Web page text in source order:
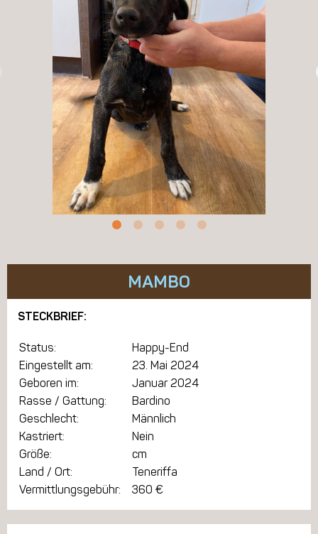
MAMBO
STECKBRIEF:
Status:
Happy-End
Eingestellt am:
23. Mai 2024
Geboren im:
Januar 2024
Rasse / Gattung:
Bardino
Geschlecht:
Männlich
Kastriert:
Nein
Größe:
cm
Land / Ort:
Teneriffa
Vermittlungsgebühr:
360 €